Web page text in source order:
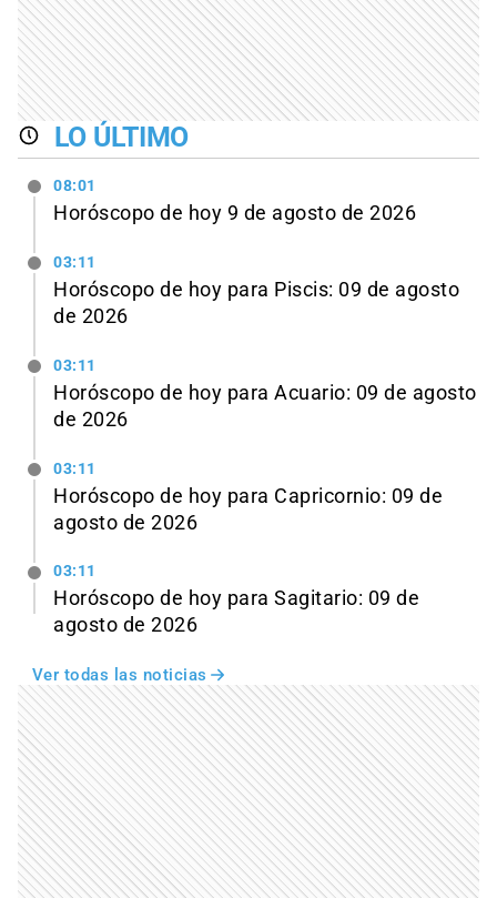
LO ÚLTIMO
08:01
Horóscopo de hoy 9 de agosto de 2026
03:11
Horóscopo de hoy para Piscis: 09 de agosto
de 2026
03:11
Horóscopo de hoy para Acuario: 09 de agosto
de 2026
03:11
Horóscopo de hoy para Capricornio: 09 de
agosto de 2026
03:11
Horóscopo de hoy para Sagitario: 09 de
agosto de 2026
Ver todas las noticias